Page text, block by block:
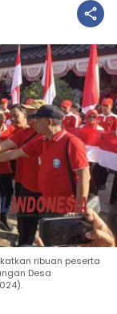
ribuan peserta
Desa